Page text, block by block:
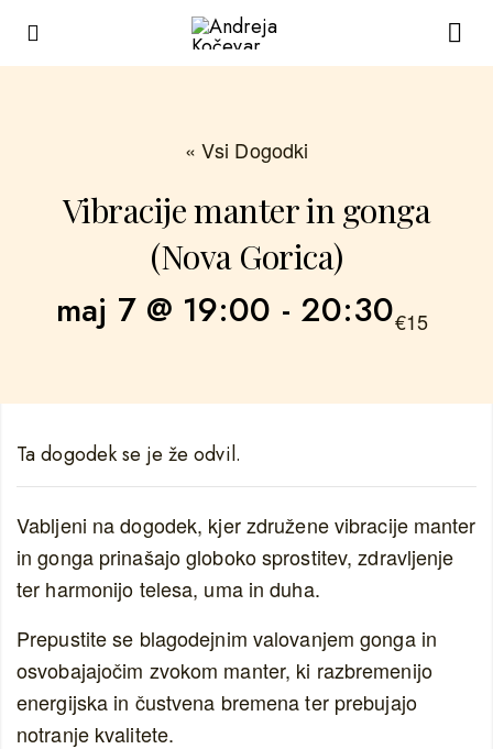
« Vsi Dogodki
Vibracije manter in gonga
(Nova Gorica)
maj 7 @ 19:00 - 20:30€15
Ta dogodek se je že odvil.
Vabljeni na dogodek, kjer združene vibracije manter
in gonga prinašajo globoko sprostitev, zdravljenje
ter harmonijo telesa, uma in duha.
Prepustite se blagodejnim valovanjem gonga in
osvobajajočim zvokom manter, ki razbremenijo
energijska in čustvena bremena ter prebujajo
notranje kvalitete.